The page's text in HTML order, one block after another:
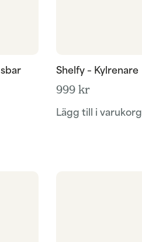
Shelfy – Kylrenare
999 kr
Lägg till i varukorg